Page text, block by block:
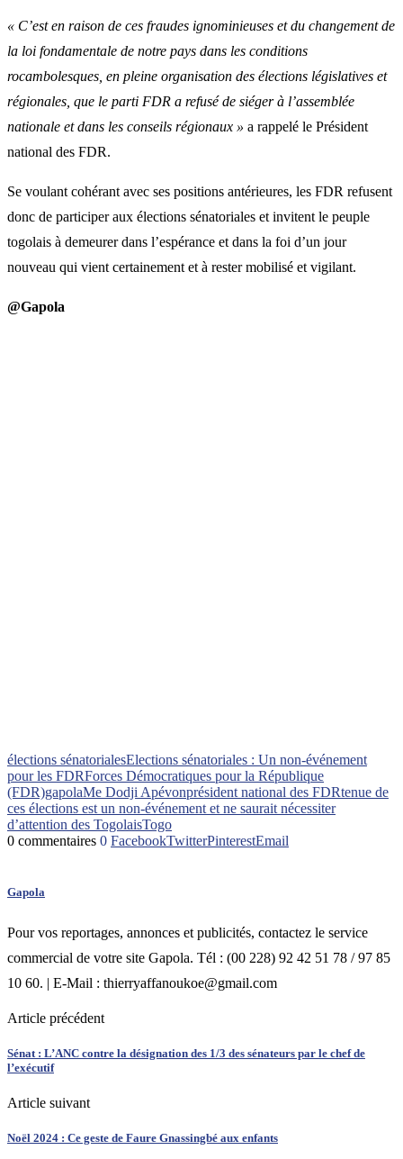
« C’est en raison de ces fraudes ignominieuses et du changement de
la loi fondamentale de notre pays dans les conditions
rocambolesques, en pleine organisation des élections législatives et
régionales, que le parti FDR a refusé de siéger à l’assemblée
nationale et dans les conseils régionaux » a rappelé le Président
national des FDR.
Se voulant cohérant avec ses positions antérieures, les FDR refusent
donc de participer aux élections sénatoriales et invitent le peuple
togolais à demeurer dans l’espérance et dans la foi d’un jour
nouveau qui vient certainement et à rester mobilisé et vigilant.
@Gapola
élections sénatorialesElections sénatoriales : Un non-événement
pour les FDRForces Démocratiques pour la République
(FDR)gapolaMe Dodji Apévonprésident national des FDRtenue de
ces élections est un non-événement et ne saurait nécessiter
d’attention des TogolaisTogo
0 commentaires 0 FacebookTwitterPinterestEmail
Gapola
Pour vos reportages, annonces et publicités, contactez le service
commercial de votre site Gapola. Tél : (00 228) 92 42 51 78 / 97 85
10 60. | E-Mail : thierryaffanoukoe@gmail.com
Article précédent
Sénat : L’ANC contre la désignation des 1/3 des sénateurs par le chef de
l’exécutif
Article suivant
Noël 2024 : Ce geste de Faure Gnassingbé aux enfants